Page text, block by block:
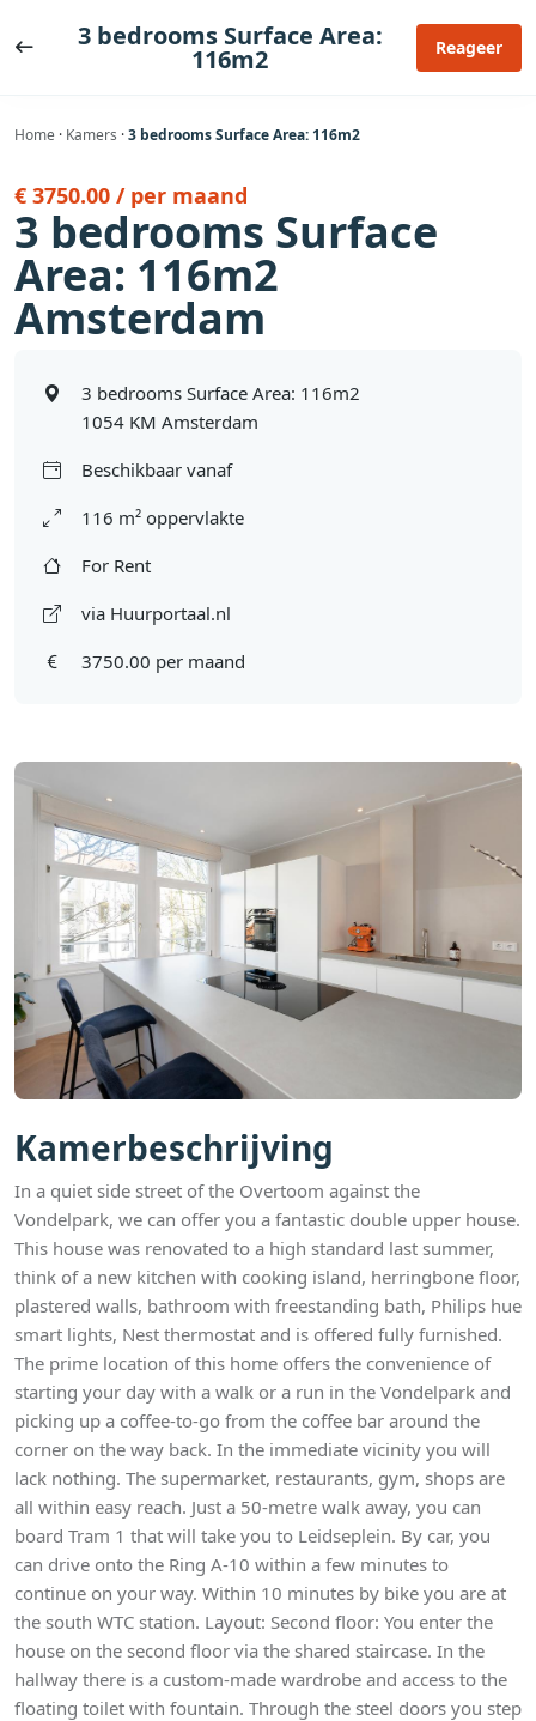
naar
3 bedrooms Surface Area:
116m2 Reageer
Home · Kamers ·3 bedrooms Surface Area: 116m2
Kamerbeschrijving
In a quiet side street of the Overtoom against the
Vondelpark, we can offer you a fantastic double upper house.
This house was renovated to a high standard last summer,
think of a new kitchen with cooking island, herringbone floor,
plastered walls, bathroom with freestanding bath, Philips hue
smart lights, Nest thermostat and is offered fully furnished.
The prime location of this home offers the convenience of
starting your day with a walk or a run in the Vondelpark and
picking up a coffee-to-go from the coffee bar around the
corner on the way back. In the immediate vicinity you will
lack nothing. The supermarket, restaurants, gym, shops are
all within easy reach. Just a 50-metre walk away, you can
board Tram 1 that will take you to Leidseplein. By car, you
can drive onto the Ring A-10 within a few minutes to
continue on your way. Within 10 minutes by bike you are at
the south WTC station. Layout: Second floor: You enter the
house on the second floor via the shared staircase. In the
hallway there is a custom-made wardrobe and access to the
floating toilet with fountain. Through the steel doors you step
€ 3750.00 / per maand
3 bedrooms Surface
Area: 116m2
Amsterdam
3 bedrooms Surface Area: 116m2
1054 KM Amsterdam
Beschikbaar vanaf
116 m² oppervlakte
For Rent
via Huurportaal.nl
3750.00 per maand